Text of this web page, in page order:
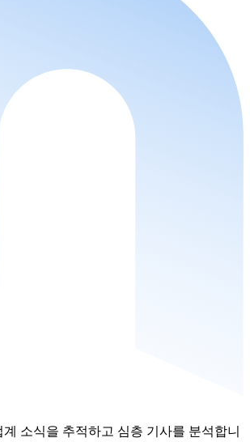
소식을 추적하고 심층 기사를 분석합니